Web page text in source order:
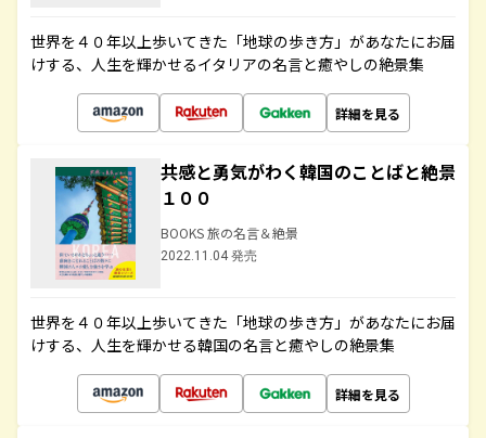
世界を４０年以上歩いてきた「地球の歩き方」があなたにお届
けする、人生を輝かせるイタリアの名言と癒やしの絶景集
詳細を見る
共感と勇気がわく韓国のことばと絶景
１００
BOOKS 旅の名言＆絶景
2022.11.04 発売
世界を４０年以上歩いてきた「地球の歩き方」があなたにお届
けする、人生を輝かせる韓国の名言と癒やしの絶景集
詳細を見る